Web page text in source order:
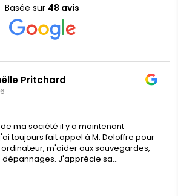
Basée sur 48 avis
Pritchard
ma société il y a maintenant
toujours fait appel à M. Deloffre pour
m'aider aux sauvegardes,
dépannages. J'apprécie sa
se dépatouiller d'un